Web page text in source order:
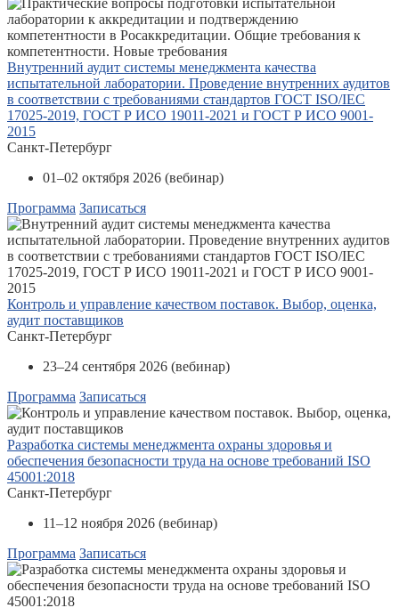
Внутренний аудит системы менеджмента качества
испытательной лаборатории. Проведение внутренних аудитов
в соответствии с требованиями стандартов ГОСТ ISO/IEC
17025-2019, ГОСТ Р ИСО 19011-2021 и ГОСТ Р ИСО 9001-
2015
Санкт-Петербург
01–02 октября 2026 (вебинар)
Программа Записаться
Контроль и управление качеством поставок. Выбор, оценка,
аудит поставщиков
Санкт-Петербург
23–24 сентября 2026 (вебинар)
Программа Записаться
Разработка системы менеджмента охраны здоровья и
обеспечения безопасности труда на основе требований ISO
45001:2018
Санкт-Петербург
11–12 ноября 2026 (вебинар)
Программа Записаться